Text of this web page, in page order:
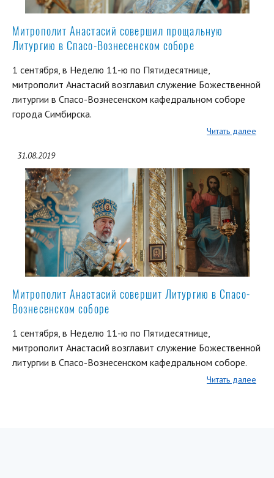
Митрополит Анастасий совершил прощальную
Литургию в Спасо-Вознесенском соборе
1 сентября, в Неделю 11-ю по Пятидесятнице,
митрополит Анастасий возглавил служение Божественной
литургии в Спасо-Вознесенском кафедральном соборе
города Симбирска.
Читать далее
31.08.2019
Митрополит Анастасий совершит Литургию в Спасо-
Вознесенском соборе
1 сентября, в Неделю 11-ю по Пятидесятнице,
митрополит Анастасий возглавит служение Божественной
литургии в Спасо-Вознесенском кафедральном соборе.
Читать далее